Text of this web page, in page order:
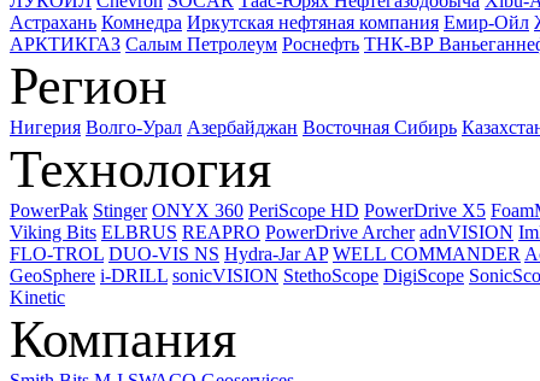
Астрахань Комнедра Иркутская нефтяная компания Емир-Ойл
АРКТИКГАЗ Салым Петролеум Роснефть ТНК-ВР
Регион
Нигерия Волго-Урал Азербайджан Восточная Сибирь
Технология
PowerPak Stinger ONYX 360 PeriScope HD PowerDrive X5
Viking Bits ELBRUS REAPRO PowerDrive Archer adnVISION
FLO-TROL DUO-VIS NS Hydra-Jar AP WELL COMMANDER
GeoSphere i-DRILL sonicVISION StethoScope DigiScope
Kinetic
Компания